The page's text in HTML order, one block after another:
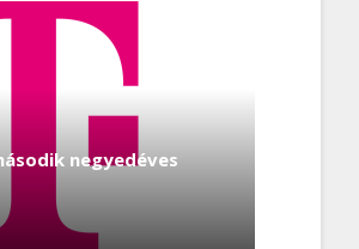
negyedéves